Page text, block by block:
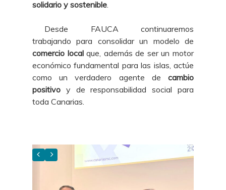
solidario y sostenible.
Desde FAUCA continuaremos
trabajando para consolidar un modelo de
comercio localque, además de ser un motor
económico fundamental para las islas, actúe
como un verdadero agente de cambio
positivo y de responsabilidad social para
toda Canarias.